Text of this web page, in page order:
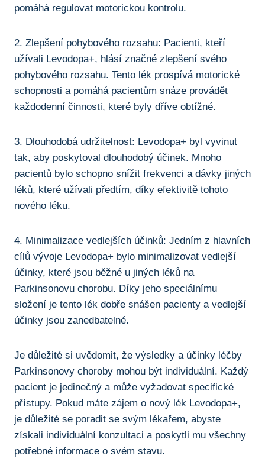
pomáhá regulovat motorickou kontrolu.
2. ‌Zlepšení pohybového rozsahu: Pacienti, kteří
užívali Levodopa+,⁣ hlásí značné zlepšení svého
pohybového rozsahu. Tento ‌lék prospívá motorické
schopnosti a pomáhá pacientům snáze provádět
každodenní činnosti, které byly ‌dříve obtížné.
3. Dlouhodobá udržitelnost: Levodopa+ byl vyvinut
tak, aby poskytoval dlouhodobý⁣ účinek. Mnoho
pacientů bylo schopno snížit‍ frekvenci a ⁢dávky jiných
léků, které užívali předtím, díky ⁣efektivitě tohoto
nového léku.
4. Minimalizace vedlejších účinků: Jedním z hlavních
cílů vývoje Levodopa+ bylo ‍minimalizovat vedlejší
účinky, které jsou⁢ běžné u ‍jiných léků na
Parkinsonovu chorobu. Díky jeho speciálnímu
složení⁢ je tento lék dobře snášen pacienty a vedlejší
účinky jsou zanedbatelné.
Je důležité si uvědomit, že výsledky ⁢a účinky léčby
⁣Parkinsonovy choroby mohou​ být individuální. Každý
pacient je jedinečný a může vyžadovat specifické
přístupy. Pokud máte‌ zájem o nový lék‌ Levodopa+,
je ‌důležité se poradit se svým lékařem, abyste
získali individuální konzultaci a poskytli mu všechny
potřebné informace ⁢o svém stavu.